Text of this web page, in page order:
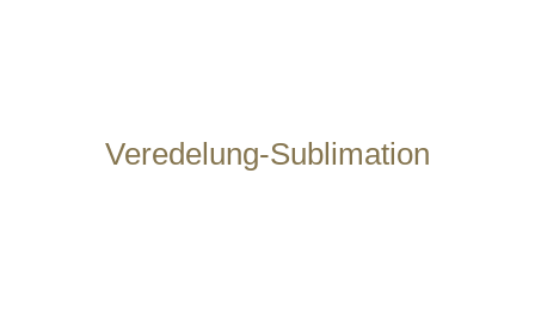
Veredelung-Sublimation